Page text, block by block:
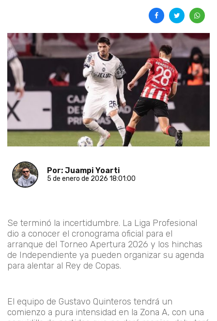
Por: Juampi Yoarti
5 de enero de 2026 18:01:00
Se terminó la incertidumbre. La Liga Profesional
dio a conocer el cronograma oficial para el
arranque del Torneo Apertura 2026 y los hinchas
de Independiente ya pueden organizar su agenda
para alentar al Rey de Copas.
El equipo de Gustavo Quinteros tendrá un
comienzo a pura intensidad en la Zona A, con una